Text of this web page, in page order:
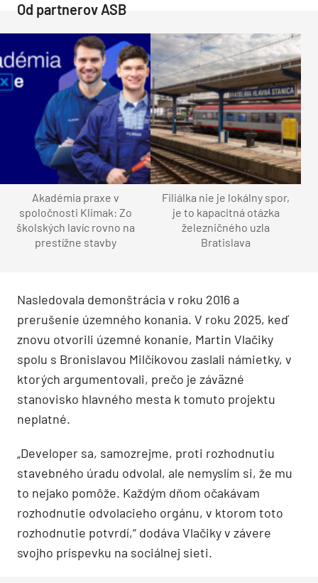
Od partnerov ASB
Akadémia praxe v
spoločnosti Klimak: Zo
školských lavíc rovno na
prestížne stavby
Filiálka nie je lokálny spor,
je to kapacitná otázka
železničného uzla
Bratislava
Nasledovala demonštrácia v roku 2016 a
prerušenie územného konania. V roku 2025, keď
znovu otvorili územné konanie, Martin Vlačiky
spolu s Bronislavou Milčíkovou zaslali námietky, v
ktorých argumentovali, prečo je záväzné
stanovisko hlavného mesta k tomuto projektu
neplatné.
„Developer sa, samozrejme, proti rozhodnutiu
stavebného úradu odvolal, ale nemyslím si, že mu
to nejako pomôže. Každým dňom očakávam
rozhodnutie odvolacieho orgánu, v ktorom toto
rozhodnutie potvrdí,“ dodáva Vlačiky v závere
svojho príspevku na sociálnej sieti.